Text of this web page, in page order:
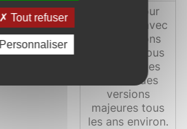
Mises à jour
régulières avec
des versions
mineures tous
les quelques
mois et des
versions
majeures tous
les ans environ.
Tout refuser
Personnaliser